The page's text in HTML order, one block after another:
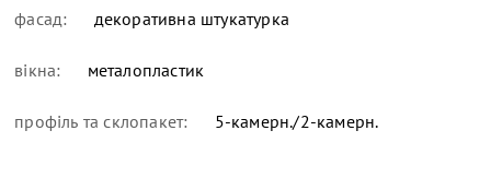
фасад: декоративна штукатурка
вікна: металопластик
профіль та склопакет: 5-камерн./2-камерн.